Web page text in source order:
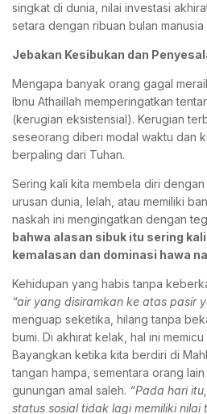
singkat di dunia, nilai investasi
setara dengan ribuan bulan manusia
Jebakan Kesibukan dan
Mengapa banyak orang gagal
Ibnu Athaillah memperingatkan
(kerugian eksistensial). Kerugian
seseorang diberi modal waktu dan
berpaling dari Tuhan.
Sering kali kita membela diri
urusan dunia, lelah, atau memiliki
naskah ini mengingatkan dengan
bahwa alasan sibuk itu sering
kemalasan dan dominasi hawa
Kehidupan yang habis tanpa
“air yang disiramkan ke atas pasir
menguap seketika, hilang tanpa
bumi. Di akhirat kelak, hal ini
Bayangkan ketika kita berdiri di
tangan hampa, sementara orang
gunungan amal saleh. “Pada hari
status sosial tidak lagi memiliki nilai